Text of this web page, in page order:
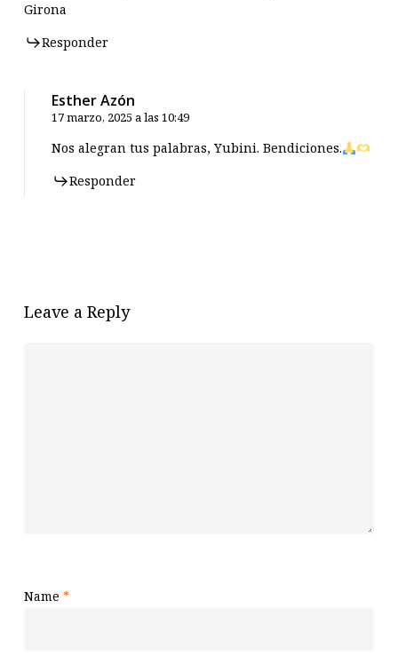
Girona
Responder
Esther Azón
17 marzo, 2025 a las 10:49
Nos alegran tus palabras, Yubini. Bendiciones.
Responder
Leave a Reply
Name *